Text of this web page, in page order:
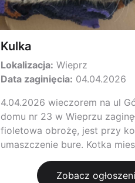
Kulka
Lokalizacja: Wieprz
Data zaginięcia: 04.04.2026
4.04.2026 wieczorem na ul
domu nr 23 w Wieprzu
fioletowa obrożę, jest przy
umaszczenie bure. Kotka
Zobacz